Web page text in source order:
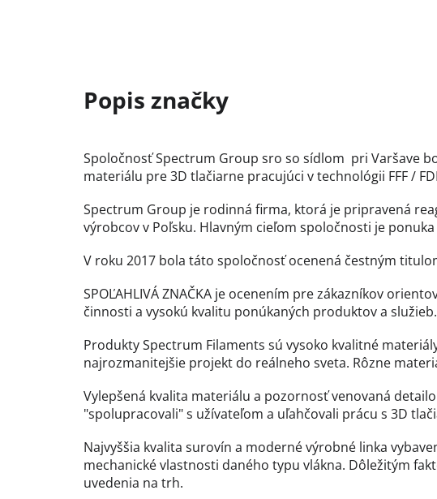
Spoločnosť Spectrum Group sro so sídlom pri Varšave
materiálu pre 3D tlačiarne pracujúci v technológii FFF /
Spectrum Group je rodinná firma, ktorá je pripravená
výrobcov v Poľsku. Hlavným cieľom spoločnosti je
V roku 2017 bola táto spoločnosť ocenená čestným titulom
SPOĽAHLIVÁ ZNAČKA je ocenením pre zákazníkov
činnosti a vysokú kvalitu ponúkaných produktov a služieb.
Produkty Spectrum Filaments sú vysoko kvalitné
najrozmanitejšie projekt do reálneho sveta. Rôzne
Vylepšená kvalita materiálu a pozornosť venovaná
"spolupracovali" s užívateľom a uľahčovali prácu s 3D
Najvyššia kvalita surovín a moderné výrobné linka
mechanické vlastnosti daného typu vlákna. Dôležitým
uvedenia na trh.